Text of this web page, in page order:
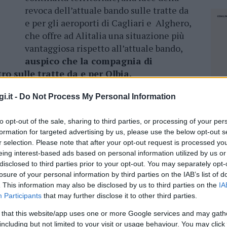
- Do Not Process My Personal Information
opt-out of the sale, sharing to third parties, or processing of your
for targeted advertising by us, please use the below opt-out
selection. Please note that after your opt-out request is processed
interest-based ads based on personal information utilized by us
to third parties prior to your opt-out. You may separately
of your personal information by third parties on the IAB’s list of
This information may also be disclosed by us to third parties on the
Participants that may further disclose it to other third parties.
that this website/app uses one or more Google services and may
but not limited to your visit or usage behaviour. You may
revoca dell’attuale bando sulle tratte da
e per gli aeroporti di Cagliari e Alghero,
che offre ad Alitalia una situazione più
vantaggiosa rispetto all’attuale bando,
auspico che la compagnia di
sulle tratte da e per Olbia.
alla Regione la revoca anche del
Alitalia e Air Italy, hanno deciso di
è evidente che ci troviamo di fronte, per
territoriale sbagliato che ha
a rischio, a conti fatti, centinaia di posti
soddisfatto che ilministro Danilo
alla salvaguardia dei posti di